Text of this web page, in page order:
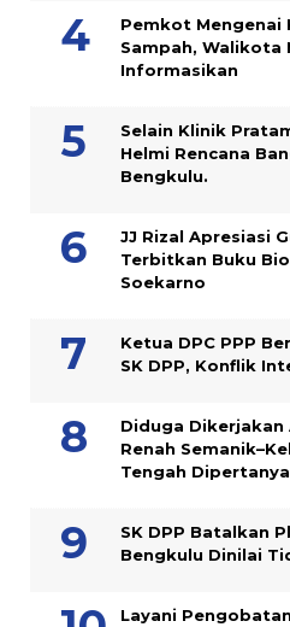
Pemkot Mengenai
Sampah, Walikota
Informasikan
Selain Klinik
Helmi Rencana
Bengkulu.
JJ Rizal Apresiasi
Terbitkan Buku
Soekarno
Ketua DPC PPP
SK DPP, Konflik
Diduga Dikerjakan
Renah
Tengah
SK DPP Batalkan
Bengkulu Dinilai
Layani